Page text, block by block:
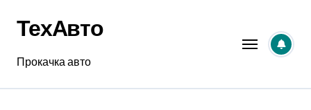
содержанию
ТехАвто
Прокачка авто